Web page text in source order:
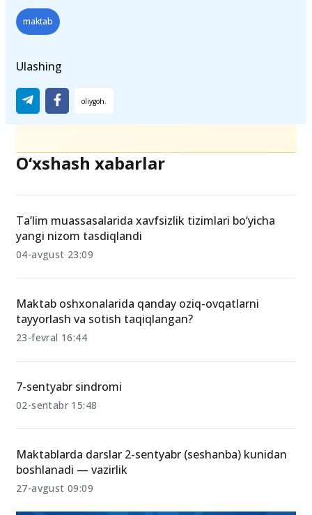
maktab
Ulashing
O‘xshash xabarlar
Ta’lim muassasalarida xavfsizlik tizimlari bo‘yicha
yangi nizom tasdiqlandi
04-avgust 23:09
Maktab oshxonalarida qanday oziq-ovqatlarni
tayyorlash va sotish taqiqlangan?
23-fevral 16:44
7-sentyabr sindromi
02-sentabr 15:48
Maktablarda darslar 2-sentyabr (seshanba) kunidan
boshlanadi — vazirlik
27-avgust 09:09